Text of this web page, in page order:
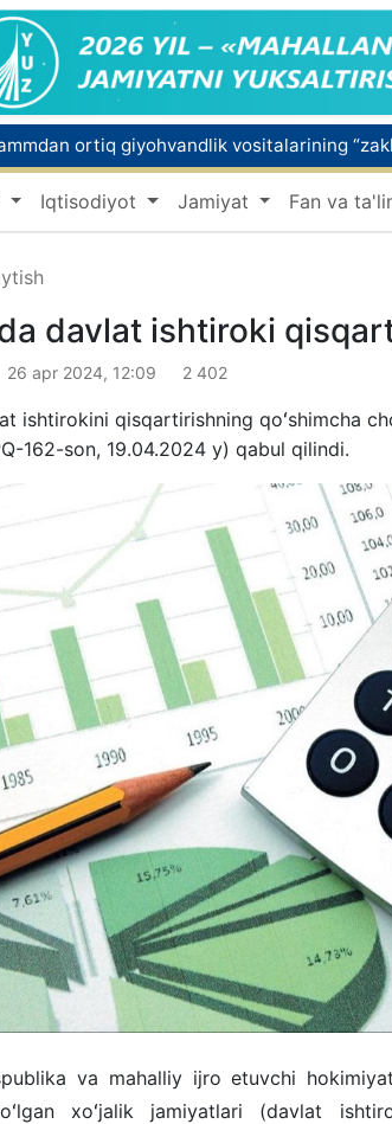
strategik hamkorlik va bo‘lib to‘lash shartlari!
Iqtisodiyot Jamiyat Fan va
davlat ishtiroki
26 apr 2024, 12:09 2 402
ishtirokini qisqartirishning qoʻshimcha
162-son, 19.04.2024 y) qabul qilindi.
va mahalliy ijro etuvchi
xoʻjalik jamiyatlari (davlat